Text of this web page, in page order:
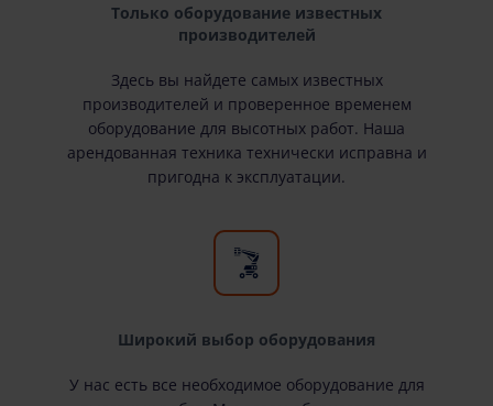
Только оборудование известных
производителей
Здесь вы найдете самых известных
производителей и проверенное временем
оборудование для высотных работ. Наша
арендованная техника технически исправна и
пригодна к эксплуатации.
Широкий выбор оборудования
У нас есть все необходимое оборудование для